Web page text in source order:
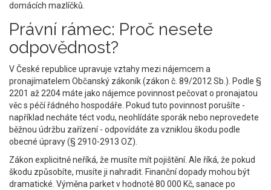
domácích mazlíčků.
Právní rámec: Proč nesete
odpovědnost?
V České republice upravuje vztahy mezi nájemcem a
pronajímatelem Občanský zákoník(zákon č. 89/2012 Sb. ) . Podle §
2201 až 2204 máte jako nájemce povinnost pečovat o pronajatou
věc s péčí řádného hospodáře. Pokud tuto povinnost porušíte -
například necháte téct vodu, neohlídáte sporák nebo neprovedete
běžnou údržbu zařízení - odpovídáte za vzniklou škodu podle
obecné úpravy (§ 2910-2913 OZ).
Zákon explicitně neříká, že musíte mít pojištění. Ale říká, že pokud
škodu způsobíte, musíte ji nahradit. Finanční dopady mohou být
dramatické. Výměna parket v hodnotě 80 000 Kč, sanace po